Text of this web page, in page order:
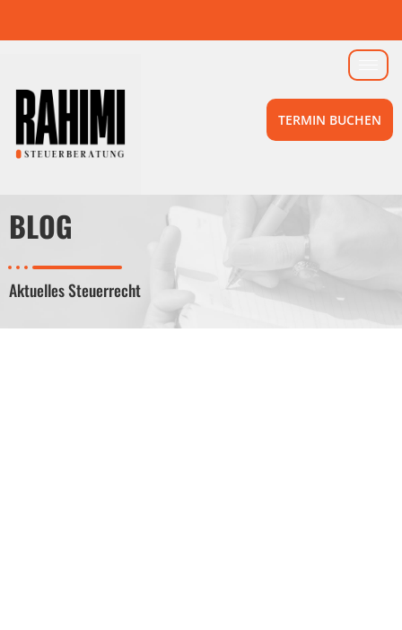
TERMIN BUCHEN
BLOG
Aktuelles Steuerrecht